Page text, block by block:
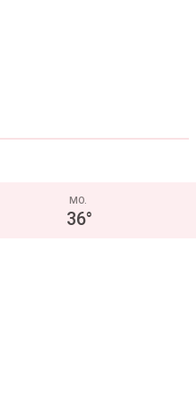
MO.
36°